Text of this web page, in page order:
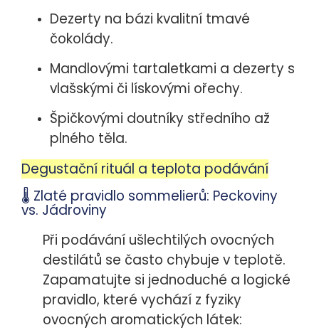
Dezerty na bázi kvalitní tmavé
čokolády.
Mandlovými tartaletkami a dezerty s
vlašskými či lískovými ořechy.
Špičkovými doutníky středního až
plného těla.
Degustační rituál a teplota podávání
🌡️ Zlaté pravidlo sommelierů: Peckoviny
vs. Jádroviny
Při podávání ušlechtilých ovocných
destilátů se často chybuje v teplotě.
Zapamatujte si jednoduché a logické
pravidlo, které vychází z fyziky
ovocných aromatických látek: